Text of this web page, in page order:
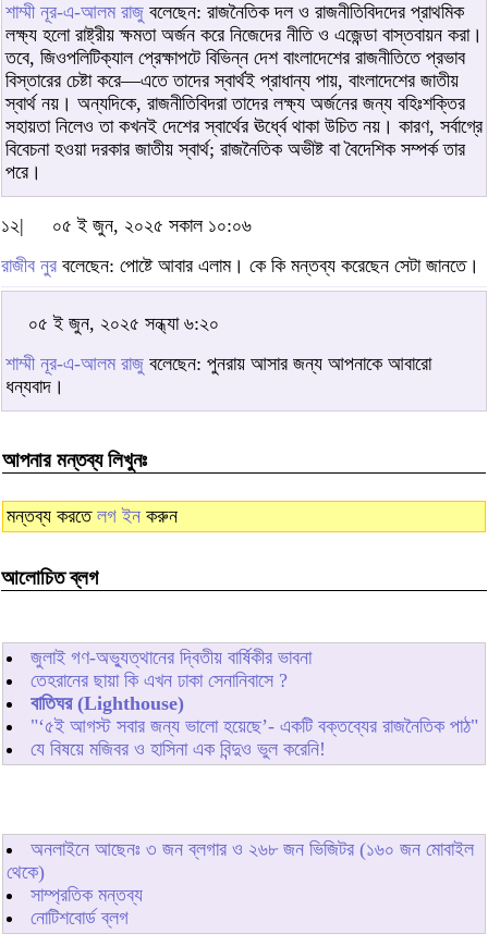
শাম্মী নূর-এ-আলম রাজু বলেছেন: রাজনৈতিক দল ও রাজনীতিবিদদের প্রাথমিক
লক্ষ্য হলো রাষ্ট্রীয় ক্ষমতা অর্জন করে নিজেদের নীতি ও এজেন্ডা বাস্তবায়ন করা।
তবে, জিওপলিটিক্যাল প্রেক্ষাপটে বিভিন্ন দেশ বাংলাদেশের রাজনীতিতে প্রভাব
বিস্তারের চেষ্টা করে—এতে তাদের স্বার্থই প্রাধান্য পায়, বাংলাদেশের জাতীয়
স্বার্থ নয়। অন্যদিকে, রাজনীতিবিদরা তাদের লক্ষ্য অর্জনের জন্য বহিঃশক্তির
সহায়তা নিলেও তা কখনই দেশের স্বার্থের ঊর্ধ্বে থাকা উচিত নয়। কারণ, সর্বাগ্রে
বিবেচনা হওয়া দরকার জাতীয় স্বার্থ; রাজনৈতিক অভীষ্ট বা বৈদেশিক সম্পর্ক তার
পরে।
১২|
০৫ ই জুন, ২০২৫ সকাল ১০:০৬
রাজীব নুর বলেছেন: পোষ্টে আবার এলাম। কে কি মন্তব্য করেছেন সেটা জানতে।
০৫ ই জুন, ২০২৫ সন্ধ্যা ৬:২০
শাম্মী নূর-এ-আলম রাজু বলেছেন: পুনরায় আসার জন্য আপনাকে আবারো
ধন্যবাদ।
আপনার মন্তব্য লিখুনঃ
মন্তব্য করতে লগ ইন করুন
আলোচিত ব্লগ
জুলাই গণ-অভ্যুত্থানের দ্বিতীয় বার্ষিকীর ভাবনা
তেহরানের ছায়া কি এখন ঢাকা সেনানিবাসে ?
বাতিঘর (Lighthouse)
"‘৫ই আগস্ট সবার জন্য ভালো হয়েছে’- একটি বক্তব্যের রাজনৈতিক পাঠ"
যে বিষয়ে মজিবর ও হাসিনা এক বিন্দুও ভুল করেনি!
অনলাইনে আছেনঃ ৩ জন ব্লগার ও ২৬৮জন ভিজিটর (১৬০ জন মোবাইল
থেকে)
সাম্প্রতিক মন্তব্য
নোটিশবোর্ড ব্লগ